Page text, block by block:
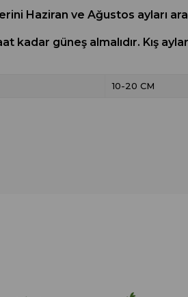
Haziran ve Ağustos ayları
kadar güneş almalıdır. Kış
10-20 CM